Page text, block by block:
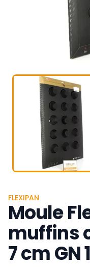
FLEXIPAN
Moule
muffins
7 cm GN